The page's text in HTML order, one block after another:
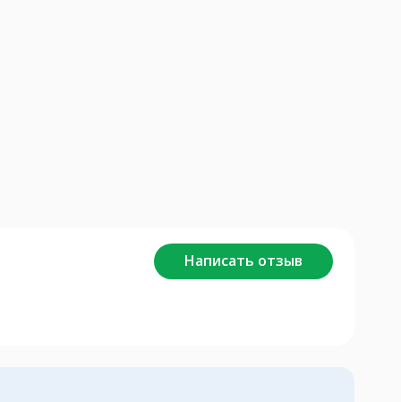
Написать отзыв